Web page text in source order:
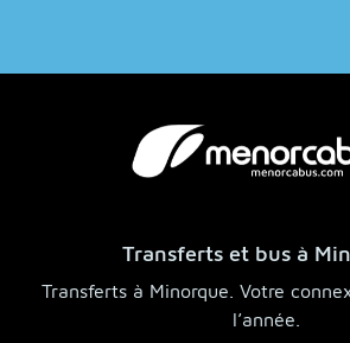
Transferts et bus à
Transferts à Minorque. Votre
l’année.